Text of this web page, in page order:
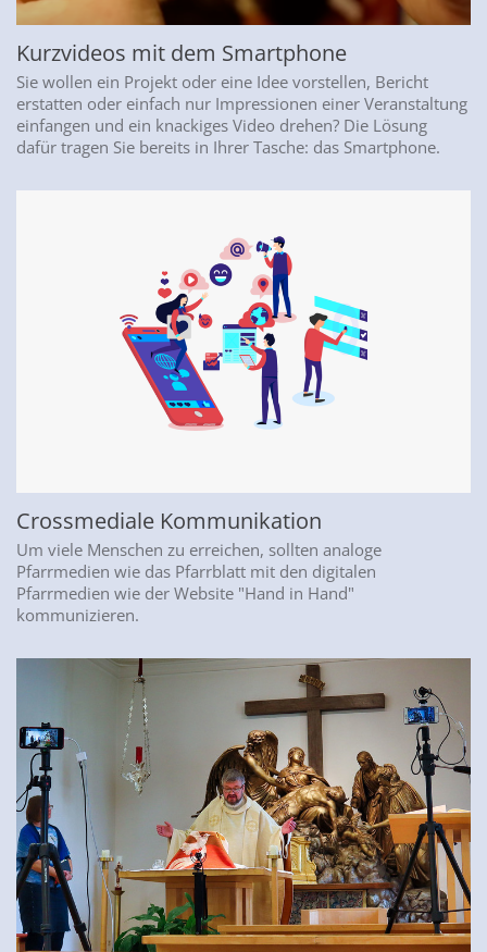
Kurzvideos mit dem Smartphone
Sie wollen ein Projekt oder eine Idee vorstellen, Bericht
erstatten oder einfach nur Impressionen einer Veranstaltung
einfangen und ein knackiges Video drehen? Die Lösung
dafür tragen Sie bereits in Ihrer Tasche: das Smartphone.
Crossmediale Kommunikation
Um viele Menschen zu erreichen, sollten analoge
Pfarrmedien wie das Pfarrblatt mit den digitalen
Pfarrmedien wie der Website "Hand in Hand"
kommunizieren.